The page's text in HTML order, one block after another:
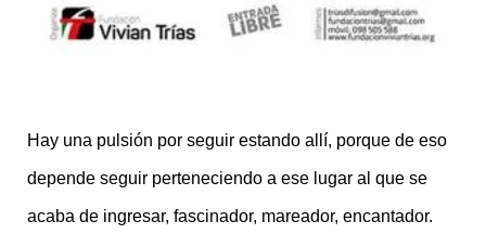
Hay una pulsión por seguir estando allí, porque de eso
depende seguir perteneciendo a ese lugar al que se
acaba de ingresar, fascinador, mareador, encantador.